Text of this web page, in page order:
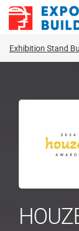
Перейти
Exhibition Stand